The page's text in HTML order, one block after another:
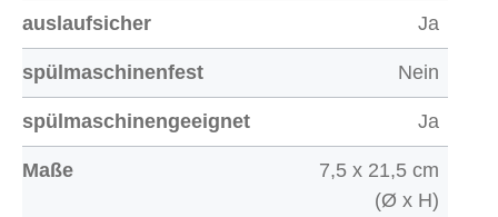
auslaufsicher Ja
spülmaschinenfest Nein
spülmaschinengeeignet Ja
Maße
7,5 x 21,5 cm
(Ø x H)